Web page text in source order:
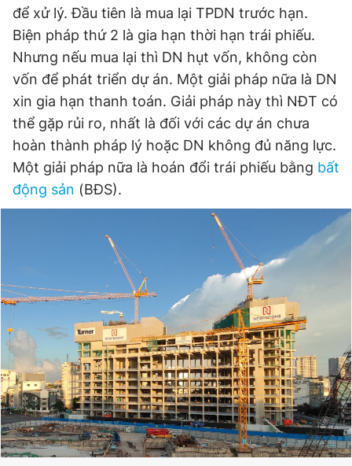
Tổng biên tập: Nguyễn Ngọc Toàn
Phó tổng biên tập thường trực: Hải Thành
Phó tổng biên tập: Lâm Hiếu Dũng
Phó tổng biên tập: Trần Việt Hưng
Tổng thư ký tòa soạn: Đức Trung
Giấy phép xuất bản số 110/GP - BTTTT cấp ngày 24.3.2020
© 2003-2026 Bản quyền thuộc về Báo Thanh Niên. Cấm sao
chép dưới mọi hình thức nếu không có sự chấp thuận bằng văn
bản. Phát triển bởi ePi Technologies, JSC.
để xử lý. Đầu tiên là mua lại TPDN trước hạn.
Biện pháp thứ 2 là gia hạn thời hạn trái phiếu.
Nhưng nếu mua lại thì DN hụt vốn, không còn
vốn để phát triển dự án. Một giải pháp nữa là DN
xin gia hạn thanh toán. Giải pháp này thì NĐT có
thể gặp rủi ro, nhất là đối với các dự án chưa
hoàn thành pháp lý hoặc DN không đủ năng lực.
Một giải pháp nữa là hoán đổi trái phiếu bằng bất
động sản (BĐS).